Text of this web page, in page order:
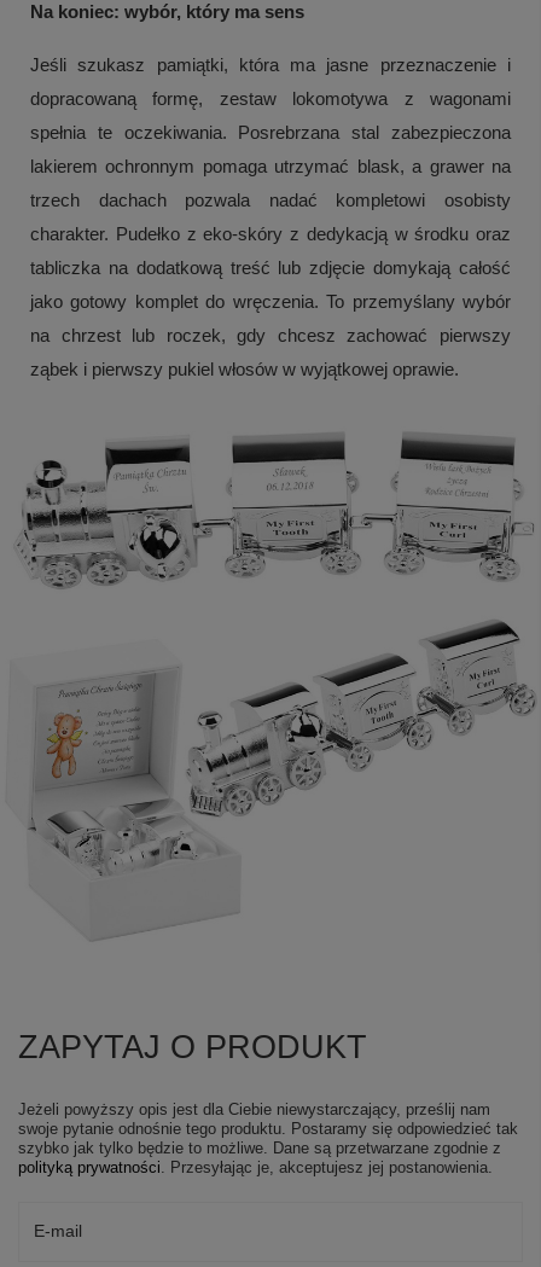
Na koniec: wybór, który ma sens
Jeśli szukasz pamiątki, która ma jasne przeznaczenie i
dopracowaną formę, zestaw lokomotywa z wagonami
spełnia te oczekiwania. Posrebrzana stal zabezpieczona
lakierem ochronnym pomaga utrzymać blask, a grawer na
trzech dachach pozwala nadać kompletowi osobisty
charakter. Pudełko z eko-skóry z dedykacją w środku oraz
tabliczka na dodatkową treść lub zdjęcie domykają całość
jako gotowy komplet do wręczenia. To przemyślany wybór
na chrzest lub roczek, gdy chcesz zachować pierwszy
ząbek i pierwszy pukiel włosów w wyjątkowej oprawie.
ZAPYTAJ O PRODUKT
Jeżeli powyższy opis jest dla Ciebie niewystarczający, prześlij nam
swoje pytanie odnośnie tego produktu. Postaramy się odpowiedzieć tak
szybko jak tylko będzie to możliwe. Dane są przetwarzane zgodnie z
polityką prywatności. Przesyłając je, akceptujesz jej postanowienia.
E-mail